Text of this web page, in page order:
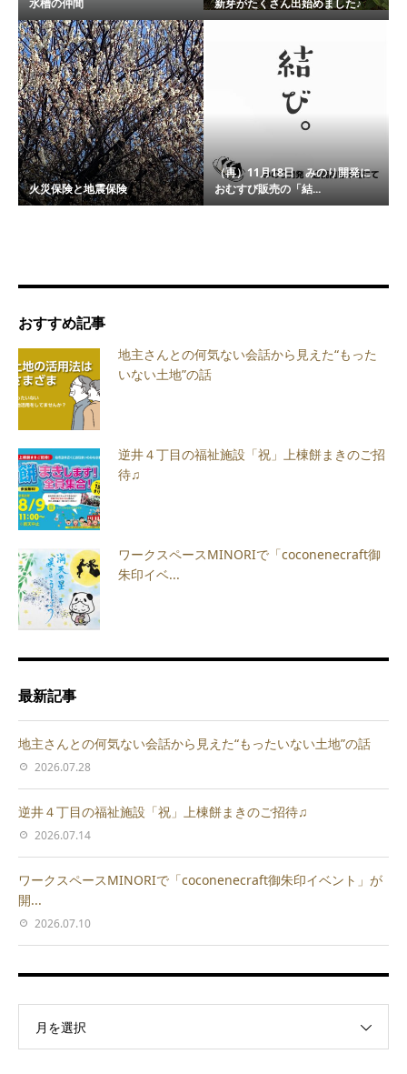
水槽の仲間 新芽がたくさん出始めました♪
火災保険と地震保険
（再）11月18日 みのり開発に
おむすび販売の「結...
おすすめ記事
地主さんとの何気ない会話から見えた“もった
いない土地”の話
逆井４丁目の福祉施設「祝」上棟餅まきのご招
待♫
ワークスペースMINORIで「coconenecraft御
朱印イベ...
最新記事
地主さんとの何気ない会話から見えた“もったいない土地”の話
2026.07.28
逆井４丁目の福祉施設「祝」上棟餅まきのご招待♫
2026.07.14
ワークスペースMINORIで「coconenecraft御朱印イベント」が
開...
2026.07.10
月を選択